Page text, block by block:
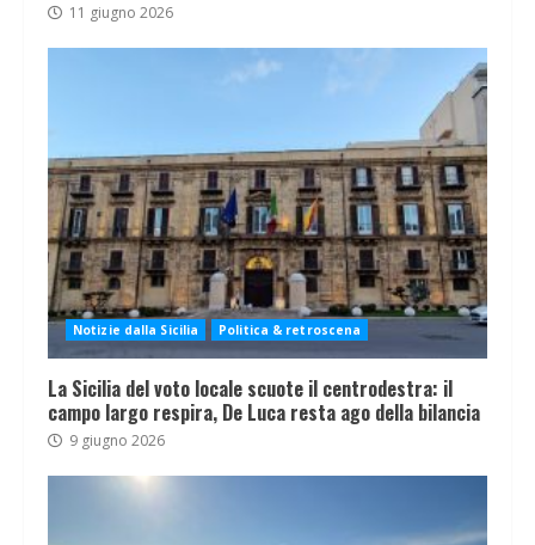
11 giugno 2026
Notizie dalla Sicilia Politica & retroscena
La Sicilia del voto locale scuote il centrodestra: il
campo largo respira, De Luca resta ago della bilancia
9 giugno 2026